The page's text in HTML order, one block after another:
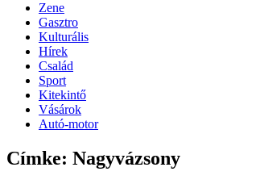
Zene
Gasztro
Kulturális
Hírek
Család
Sport
Kitekintő
Vásárok
Autó-motor
Címke: Nagyvázsony